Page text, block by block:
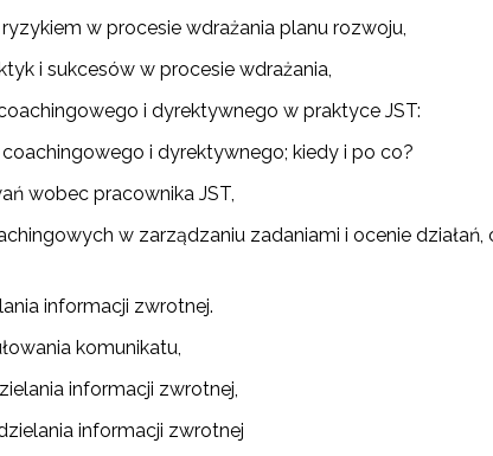
(2016–2018)"
w procesie wdrażania planu rozwoju,
i sukcesów w procesie wdrażania,
i dyrektywnego w praktyce JST:
i dyrektywnego; kiedy i po co?
wobec pracownika JST,
w zarządzaniu zadaniami i ocenie
informacji zwrotnej.
komunikatu,
informacji zwrotnej,
informacji zwrotnej
ORE